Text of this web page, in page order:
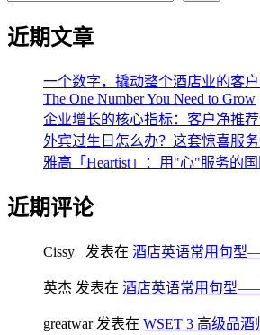
近期文章
一个数字，撬动整个酒店业的客
The One Number You Need to Grow
企业增长的核心指标：客户净推荐
外宾过生日怎么办？这套惊喜服
雅高「Heartist」：用"心"服务的
近期评论
Cissy_ 发表在 酒店英语常用句型
英杰 发表在 酒店英语常用句型
greatwar发表在 WSET 3 高级品